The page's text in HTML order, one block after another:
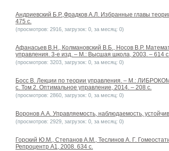
Андриевский Б.Р.,Фрадков А.Л. Избранные главы
475 с.
(просмотров: 2916, загрузок: 0, за месяц: 0)
Афанасьев В.Н., Колмановский В.Б., Носов В.Р.
управления. 3-е изд. – М.: Высшая школа, 2003. – 614
(просмотров: 3203, загрузок: 0, за месяц: 0)
Босс В. Лекции по теории управления. – М.:
с. Том 2. Оптимальное управление, 2014. – 208 с.
(просмотров: 2860, загрузок: 0, за месяц: 0)
Воронов А.А. Управляемость, наблюдаемость,
(просмотров: 2929, загрузок: 0, за месяц: 0)
Горский Ю.М., Степанов А.М., Теслинов А. Г.
Репроцентр А1, 2008. 634 с.